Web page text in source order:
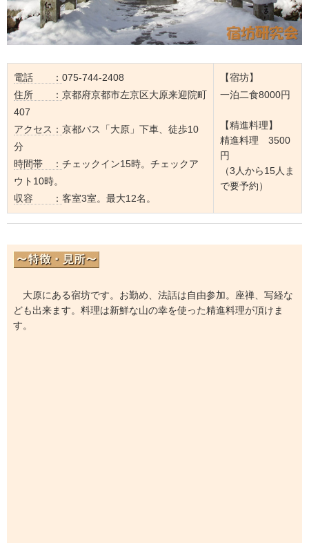
電話 ： 075-744-2408
住所 ： 京都府京都市左京区大原来迎院町
407
アクセス： 京都バス「大原」下車、徒歩10
分
時間帯 ： チェックイン15時。チェックア
ウト10時。
収容 ： 客室3室。最大12名。
【宿坊】
一泊二食8000円
【精進料理】
精進料理 3500
円
（3人から15人ま
で要予約）
大原にある宿坊です。お勤め、法話は自由参加。座禅、写経な
ども出来ます。料理は新鮮な山の幸を使った精進料理が頂けま
す。